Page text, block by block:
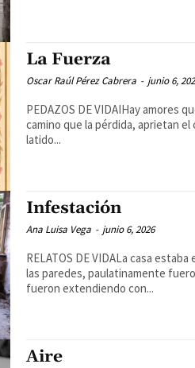
La Fuerza
Oscar Raúl Pérez Cabrera - junio 6,
PEDAZOS DE VIDAIHay amores
camino que la pérdida, aprietan
latido...
Infestación
Ana Luisa Vega - junio 6, 2026
RELATOS DE VIDALa casa
las paredes, paulatinamente
fueron extendiendo con...
Aire